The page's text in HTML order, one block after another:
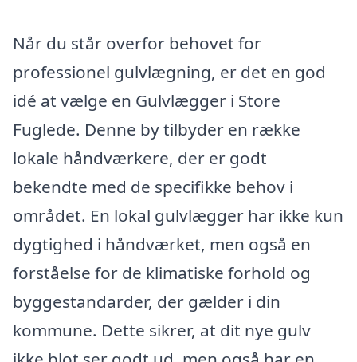
Når du står overfor behovet for
professionel gulvlægning, er det en god
idé at vælge en Gulvlægger i Store
Fuglede. Denne by tilbyder en række
lokale håndværkere, der er godt
bekendte med de specifikke behov i
området. En lokal gulvlægger har ikke kun
dygtighed i håndværket, men også en
forståelse for de klimatiske forhold og
byggestandarder, der gælder i din
kommune. Dette sikrer, at dit nye gulv